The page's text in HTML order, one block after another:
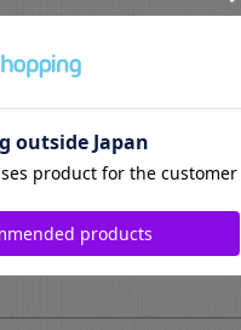
した名入れ）
やお誕生日など特別な日
お揃いの箸に名前を入れ
ど、常連のお客様に